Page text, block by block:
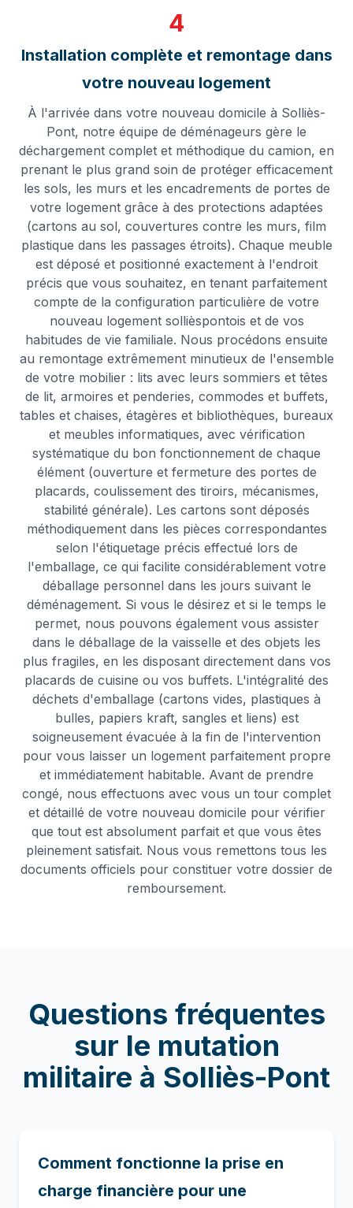
4
Installation complète et remontage dans
votre nouveau logement
À l'arrivée dans votre nouveau domicile à Solliès-
Pont, notre équipe de déménageurs gère le
déchargement complet et méthodique du camion, en
prenant le plus grand soin de protéger efficacement
les sols, les murs et les encadrements de portes de
votre logement grâce à des protections adaptées
(cartons au sol, couvertures contre les murs, film
plastique dans les passages étroits). Chaque meuble
est déposé et positionné exactement à l'endroit
précis que vous souhaitez, en tenant parfaitement
compte de la configuration particulière de votre
nouveau logement sollièspontois et de vos
habitudes de vie familiale. Nous procédons ensuite
au remontage extrêmement minutieux de l'ensemble
de votre mobilier : lits avec leurs sommiers et têtes
de lit, armoires et penderies, commodes et buffets,
tables et chaises, étagères et bibliothèques, bureaux
et meubles informatiques, avec vérification
systématique du bon fonctionnement de chaque
élément (ouverture et fermeture des portes de
placards, coulissement des tiroirs, mécanismes,
stabilité générale). Les cartons sont déposés
méthodiquement dans les pièces correspondantes
selon l'étiquetage précis effectué lors de
l'emballage, ce qui facilite considérablement votre
déballage personnel dans les jours suivant le
déménagement. Si vous le désirez et si le temps le
permet, nous pouvons également vous assister
dans le déballage de la vaisselle et des objets les
plus fragiles, en les disposant directement dans vos
placards de cuisine ou vos buffets. L'intégralité des
déchets d'emballage (cartons vides, plastiques à
bulles, papiers kraft, sangles et liens) est
soigneusement évacuée à la fin de l'intervention
pour vous laisser un logement parfaitement propre
et immédiatement habitable. Avant de prendre
congé, nous effectuons avec vous un tour complet
et détaillé de votre nouveau domicile pour vérifier
que tout est absolument parfait et que vous êtes
pleinement satisfait. Nous vous remettons tous les
documents officiels pour constituer votre dossier de
remboursement.
Questions fréquentes
sur le mutation
militaire à Solliès-Pont
Comment fonctionne la prise en
charge financière pour une